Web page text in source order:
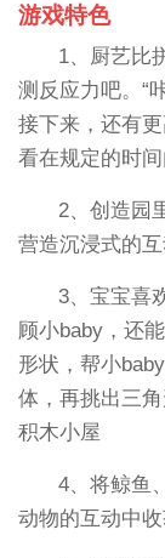
游戏特色
1、厨艺比
测反应力吧。“
接下来，还有
看在规定的时
2、创造园
营造沉浸式的
3、宝宝喜
顾小baby，还
形状，帮小
体，再挑出三
积木小屋
4、将鲸鱼
动物的互动中